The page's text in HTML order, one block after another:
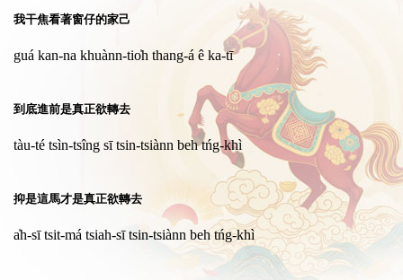
我干焦看著窗仔的家己
guá kan-na khuànn-tio̍h thang-á ê ka-tī
到底進前是真正欲轉去
tàu-té tsìn-tsîng sī tsin-tsiànn beh tńg-khì
抑是這馬才是真正欲轉去
a̍h-sī tsit-má tsiah-sī tsin-tsiànn beh tńg-khì